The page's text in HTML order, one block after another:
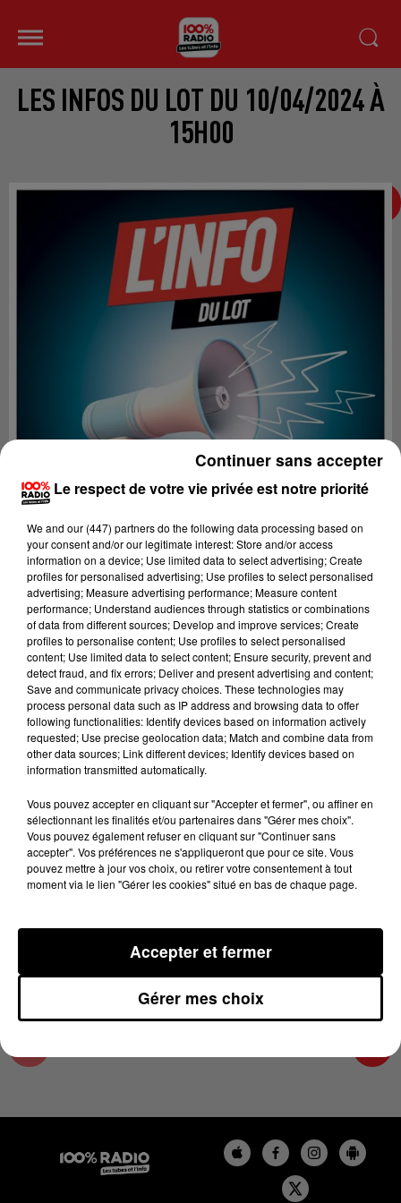
LES INFOS DU LOT DU 10/04/2024 À
15H00
Lecture (2 min 27 sec)
100%
100% Radio les infos du Lot
10 avril 2024 - 2 min 27 sec
LES INFOS DU LOT DU 10/04/2024 À 15H00
10/04/2024
Le respect de votre vie privée est notre priorité
We and our (447) partnersdo the following data processing based on
your consent and/or our legitimate interest: Store and/or access
information on a device; Use limited data to select advertising; Create
profiles for personalised advertising; Use profiles to select personalised
advertising; Measure advertising performance; Measure content
performance; Understand audiences through statistics or combinations
of data from different sources; Develop and improve services; Create
profiles to personalise content; Use profiles to select personalised
content; Use limited data to select content; Ensure security, prevent and
detect fraud, and fix errors; Deliver and present advertising and content;
Save and communicate privacy choices. These technologies may
process personal data such as IP address and browsing data to offer
following functionalities: Identify devices based on information actively
requested; Use precise geolocation data; Match and combine data from
other data sources; Link different devices; Identify devices based on
information transmitted automatically.
Vous pouvez accepter en cliquant sur "Accepter et fermer", ou affiner en
sélectionnant les finalités et/ou partenaires dans "Gérer mes choix".
Vous pouvez également refuser en cliquant sur "Continuer sans
accepter". Vos préférences ne s'appliqueront que pour ce site. Vous
pouvez mettre à jour vos choix, ou retirer votre consentement à tout
moment via le lien "Gérer les cookies" situé en bas de chaque page.
Gérer mes choix
Accepter et fermer
Continuer sans accepter